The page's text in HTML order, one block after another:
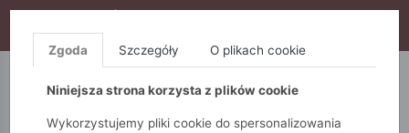
S10), DODATKOWE 15% ZA 3SZT (KOD: S15)
5.10.15. QUIOSQUE
Zgoda Szczegóły O plikach cookie
Niniejsza strona korzysta z plików cookie
Wykorzystujemy pliki cookie do spersonalizowania